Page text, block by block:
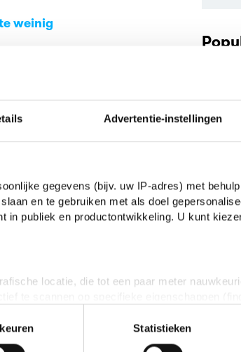
Advertentie-instellingen
gegevens (bijv. uw IP-adres) met
en te gebruiken met als doel
in publiek en productontwikkeling. U kunt
locatie, die tot een paar meter
in de Cookieverklaring.Statistieken
weinig
gaat het om
in debatteren